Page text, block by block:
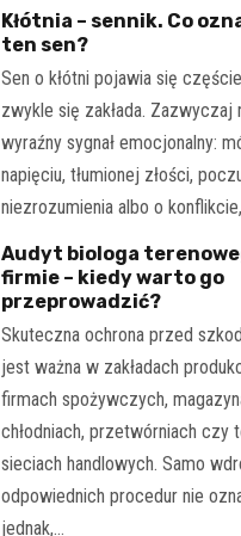
Kłótnia – sennik. Co
ten sen?
Sen o kłótni pojawia się
zwykle się zakłada. Zazwyczaj
wyraźny sygnał emocjonalny:
napięciu, tłumionej złości,
niezrozumienia albo o
Audyt biologa
firmie – kiedy warto go
przeprowadzić?
Skuteczna ochrona przed
jest ważna w zakładach
firmach spożywczych,
chłodniach, przetwórniach czy
sieciach handlowych. Samo
odpowiednich procedur nie
jednak,…